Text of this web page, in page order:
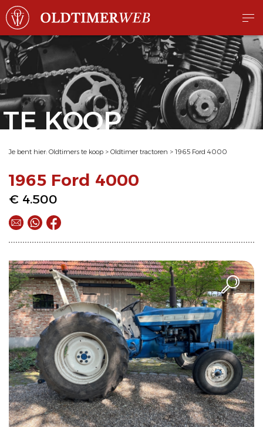
TE KOOP
Je bent hier: Oldtimers te koop > Oldtimer tractoren > 1965 Ford 4000
1965 Ford 4000
€ 4.500